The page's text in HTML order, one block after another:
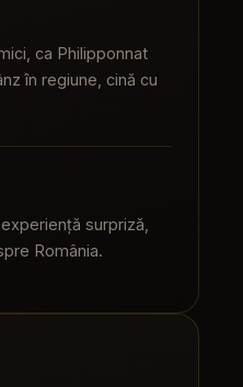
ca Philipponnat
în regiune, cină cu
surpriză,
România.